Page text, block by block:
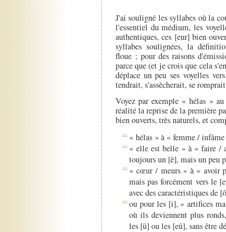
J'ai souligné les syllabes où la
l'essentiel du médium, les
authentiques, ces [eur] bien
syllabes soulignées, la
floue ; pour des raisons
parce que (et je crois que cela
déplace un peu ses voyelles
tendrait, s'assècherait, se
Voyez par exemple « hélas »
réalité la reprise de la première
bien ouverts, très naturels, et
« hélas » à « femme /
« elle est belle » à « faire /
toujours un [è], mais un peu
« cœur / meurs » à « avoir
mais pas forcément vers le
avec des caractéristiques de
ou pour les [i], « artifices
où ils deviennent plus
les [ü] ou les [eû], sans être